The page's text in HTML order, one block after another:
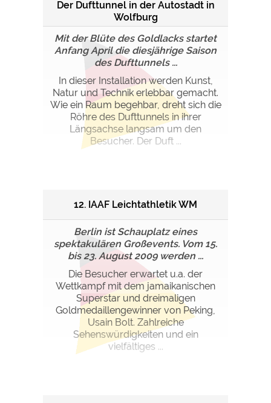
Der Dufttunnel in der Autostadt in
Wolfburg
Mit der Blüte des Goldlacks startet
Anfang April die diesjährige Saison
des Dufttunnels ...
In dieser Installation werden Kunst,
Natur und Technik erlebbar gemacht.
Wie ein Raum begehbar, dreht sich die
Röhre des Dufttunnels in ihrer
Längsachse langsam um den
Besucher. Der Duft ...
12. IAAF Leichtathletik WM
Berlin ist Schauplatz eines
spektakulären Großevents. Vom 15.
bis 23. August 2009 werden ...
Die Besucher erwartet u.a. der
Wettkampf mit dem jamaikanischen
Superstar und dreimaligen
Goldmedaillengewinner von Peking,
Usain Bolt. Zahlreiche
Sehenswürdigkeiten und ein
vielfältiges ...